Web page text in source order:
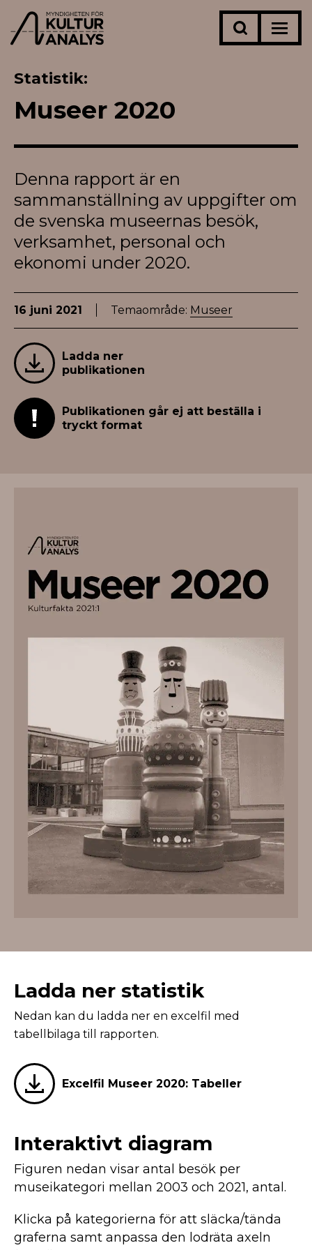
Statistik
Museer 2020
Denna rapport är en
sammanställning av uppgifter om
de svenska museernas besök,
verksamhet, personal och
ekonomi under 2020.
16 juni 2021 Temaområde: Museer
Ladda ner
publikationen
Publikationen går ej att beställa i
tryckt format
Ladda ner statistik
Nedan kan du ladda ner en excelfil med
tabellbilaga till rapporten.
Excelfil Museer 2020: Tabeller
Interaktivt diagram
Figuren nedan visar antal besök per
museikategori mellan 2003 och 2021, antal.
Klicka på kategorierna för att släcka/tända
graferna samt anpassa den lodräta axeln